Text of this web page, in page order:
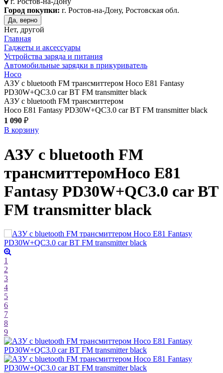
Город покупки: г. Ростов-на-Дону, Ростовская обл.
Да, верно
Нет, другой
Главная
Гаджеты и аксессуары
Устройства заряда и питания
Автомобильные зарядки в прикуриватель
Hoco
АЗУ с bluetooth FM трансмиттером Hoco E81 Fantasy
PD30W+QC3.0 car BT FM transmitter black
АЗУ с bluetooth FM трансмиттером
Hoco E81 Fantasy PD30W+QC3.0 car BT FM transmitter black
1 090 ₽
В корзину
АЗУ с bluetooth FM
трансмиттеромHoco E81
Fantasy PD30W+QC3.0 car BT
FM transmitterblack
1
2
3
4
5
6
7
8
9